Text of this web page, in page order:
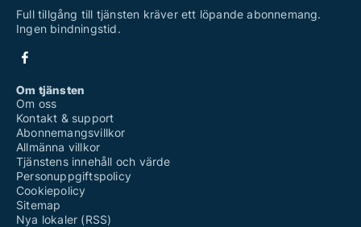
Full tillgång till tjänsten kräver ett löpande abonnemang.
Ingen bindningstid.
Om tjänsten
Om oss
Kontakt & support
Abonnemangsvillkor
Allmänna villkor
Tjänstens innehåll och värde
Personuppgiftspolicy
Cookiepolicy
Sitemap
Nya lokaler (RSS)